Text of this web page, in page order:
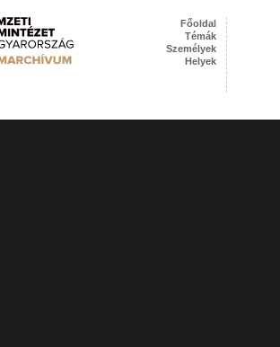
Főoldal
Témák
Személyek
Helyek